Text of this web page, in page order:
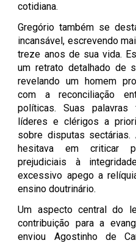
cotidiana.
Gregório também se
incansável, escrevendo
treze anos de sua vida.
um retrato detalhado de
revelando um homem
com a reconciliação
políticas. Suas palavras
líderes e clérigos a
sobre disputas
hesitava em criticar
prejudiciais à
excessivo apego a
ensino doutrinário.
Um aspecto central do
contribuição para a
enviou Agostinho de